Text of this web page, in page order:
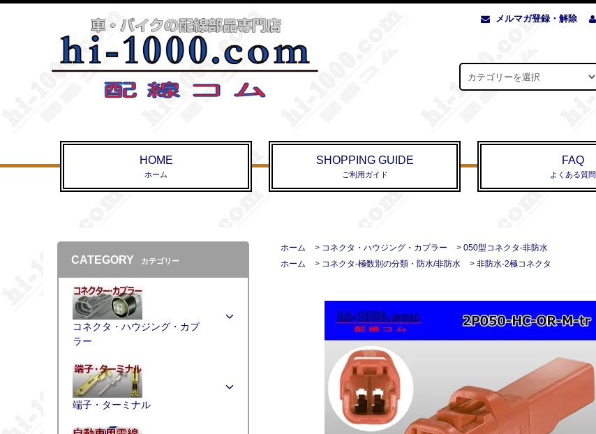
メルマガ登録・解除
HOME
ホーム
SHOPPING GUIDE
ご利用ガイド
FAQ
よくある質問
ホーム > コネクタ・ハウジング・カプラー > 050型コネクタ-非防水
ホーム
> コネクタ-極数別の分類・防水/非防水 > 非防水-2極コネクタ
CATEGORY カテゴリー
コネクタ・ハウジング・カプ
ラー
端子・ターミナル